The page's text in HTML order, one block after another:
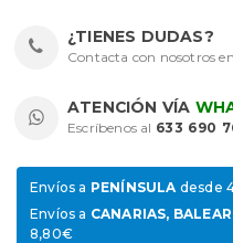
¿TIENES DUDAS?
Contacta con nosotros
ATENCIÓN VÍA
Escríbenos al 633 690
Envíos a PENÍNSULA desde
Envíos a CANARIAS,
8,80€